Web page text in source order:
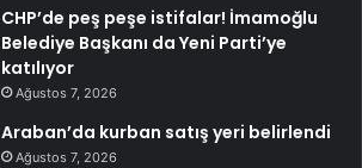
CHP’de peş peşe istifalar! İmamoğlu
Belediye Başkanı da Yeni Parti’ye
katılıyor
Ağustos 7, 2026
Araban’da kurban satış yeri belirlendi
Ağustos 7, 2026